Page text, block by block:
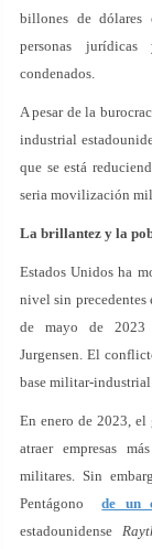
billones de dólares
personas
condenados.
A pesar de la
industrial
que se está
seria movilización
La brillantez y la
Estados Unidos ha
nivel sin precedentes
de mayo de 2023
Jurgensen. El
base militar-industrial
En enero de 2023, el
atraer empresas
militares. Sin
Pentágonode un
estadounidense